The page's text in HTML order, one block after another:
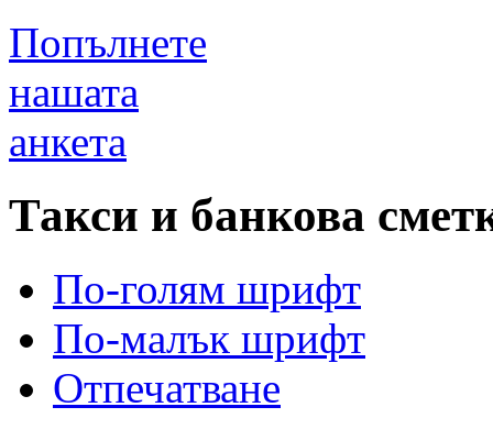
Попълнете
нашата
анкета
Такси и банкова
По-голям шрифт
По-малък шрифт
Отпечатване